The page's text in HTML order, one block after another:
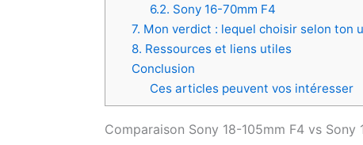
6.2. Sony 16-70mm F4
7. Mon verdict : lequel choisir selon ton
8. Ressources et liens utiles
Conclusion
Ces articles peuvent vos intéresser
Comparaison Sony 18-105mm F4 vs